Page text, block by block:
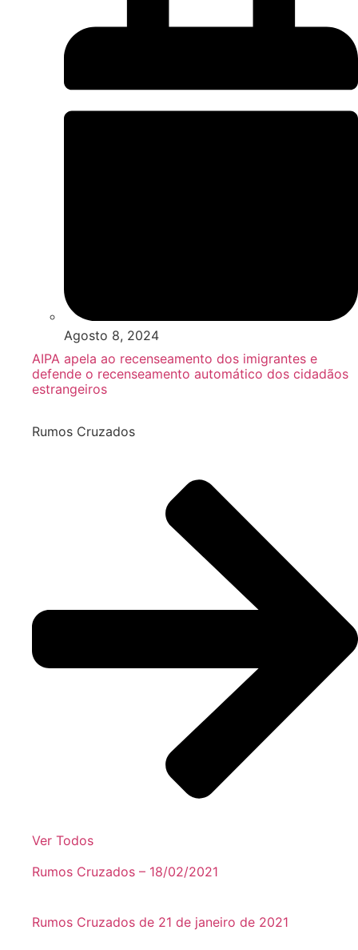
Agosto 8, 2024
AIPA apela ao recenseamento dos imigrantes e
defende o recenseamento automático dos cidadãos
estrangeiros
Rumos Cruzados
Ver Todos
Rumos Cruzados – 18/02/2021
Rumos Cruzados de 21 de janeiro de 2021